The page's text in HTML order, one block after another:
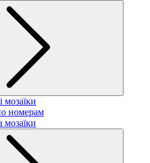
мозаїки
номерам
мозаїки